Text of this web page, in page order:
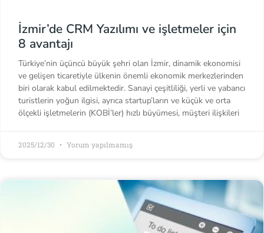
İzmir’de CRM Yazılımı ve işletmeler için
8 avantajı
Türkiye’nin üçüncü büyük şehri olan İzmir, dinamik ekonomisi
ve gelişen ticaretiyle ülkenin önemli ekonomik merkezlerinden
biri olarak kabul edilmektedir. Sanayi çeşitliliği, yerli ve yabancı
turistlerin yoğun ilgisi, ayrıca startup’ların ve küçük ve orta
ölçekli işletmelerin (KOBİ’ler) hızlı büyümesi, müşteri ilişkileri
2025/12/30 Yorum yapılmamış